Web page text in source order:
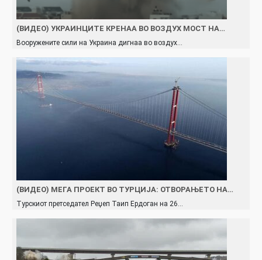
(ВИДЕО) УКРАИНЦИТЕ КРЕНАА ВО ВОЗДУХ МОСТ НА…
Вооружените сили на Украина дигнаа во воздух…
(ВИДЕО) МЕГА ПРОЕКТ ВО ТУРЦИЈА: ОТВОРАЊЕТО НА…
Турскиот претседател Реџеп Таип Ердоган на 26…